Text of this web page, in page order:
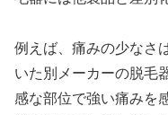
例えば、痛みの少なさ
いた別メーカーの脱毛
感な部位で強い痛みを